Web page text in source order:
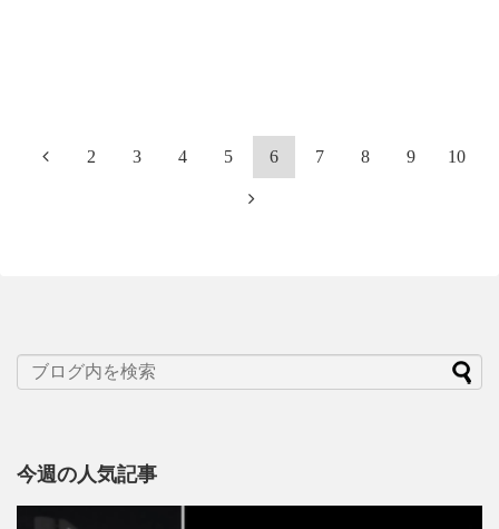
2 3 4 5 6 7 8 9 10
今週の人気記事